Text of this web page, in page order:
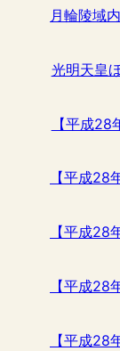
月輪陵域
光明天皇
【平成